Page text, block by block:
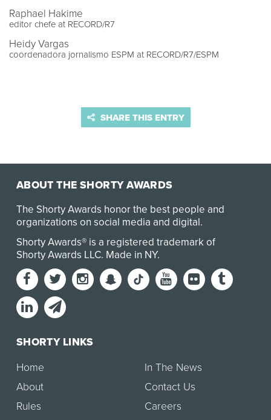
Raphael Hakime
editor chefe at RECORD/R7
Heidy Vargas
coordenadora jornalismo ESPM at RECORD/R7/ESPM
SHARE THIS ENTRY
ABOUT THE SHORTY AWARDS
The Shorty Awards honor the best people and
organizations on social media and digital.
Shorty Awards® is a registered trademark of
Shorty Awards LLC. Made in NY.
SHORTY LINKS
Home
About
Rules
In The News
Contact Us
Careers